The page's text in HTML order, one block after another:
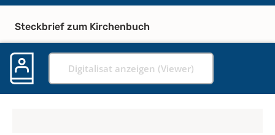
Steckbrief zum Kirchenbuch
Digitalisat anzeigen (Viewer)